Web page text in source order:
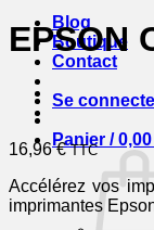
Blog
Boutique
Contact
Se
Panier /0,00
EPSON
16,96€ TTC
Accélérez vos
imprimantes